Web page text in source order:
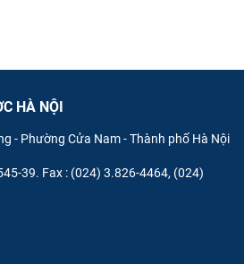
HÀ NỘI
- Phường Cửa Nam - Thành phố Hà Nội
39. Fax : (024) 3.826-4464, (024)